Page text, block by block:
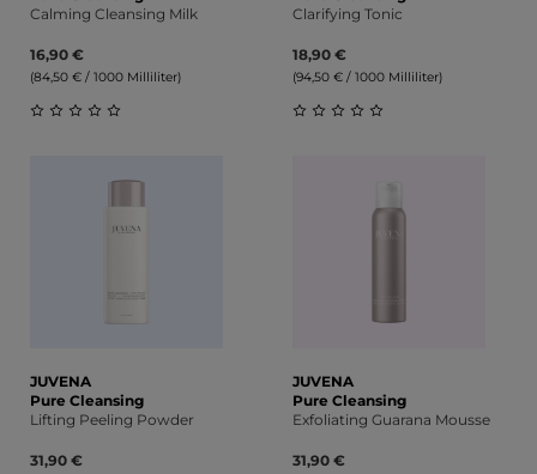
Calming Cleansing Milk
16,90 €
(84,50 € / 1000 Milliliter)
Clarifying Tonic
18,90 €
(94,50 € / 1000 Milliliter)
JUVENA
Pure Cleansing
Lifting Peeling Powder
31,90 €
JUVENA
Pure Cleansing
Exfoliating Guarana Mousse
31,90 €